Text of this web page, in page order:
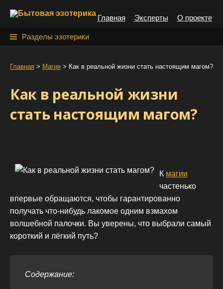
Главная Эксперты О проекте
Разделы эзотерики
й
:
Главная > Магия > Как в реальной жизни стать настоящим магом?
Как в реальной жизни
стать настоящим магом?
К магии
частенько
впервые обращаются, чтобы гарантированно
получать что-нибудь лакомое одним взмахом
волшебной палочки. Вы уверены, что выбрали самый
короткий и лёгкий путь?
Содержание: